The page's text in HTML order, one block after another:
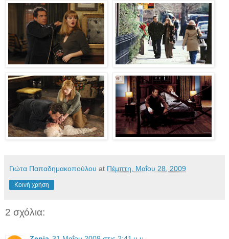
Γιώτα Παπαδημακοπούλου at Πέμπτη, Μαΐου 28, 2009
Κοινή χρήση
2 σχόλια: